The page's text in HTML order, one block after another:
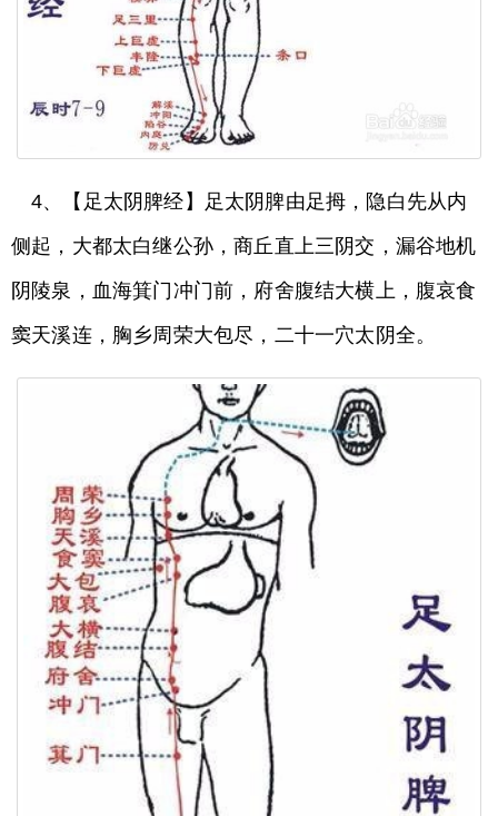
4、【足太阴脾经】足太阴脾由足拇，隐白先从内
侧起，大都太白继公孙，商丘直上三阴交，漏谷地机
阴陵泉，血海箕门冲门前，府舍腹结大横上，腹哀食
窦天溪连，胸乡周荣大包尽，二十一穴太阴全。